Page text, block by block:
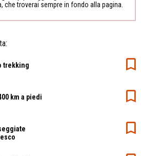
che troverai sempre in fondo alla pagina.
trekking
km a piedi